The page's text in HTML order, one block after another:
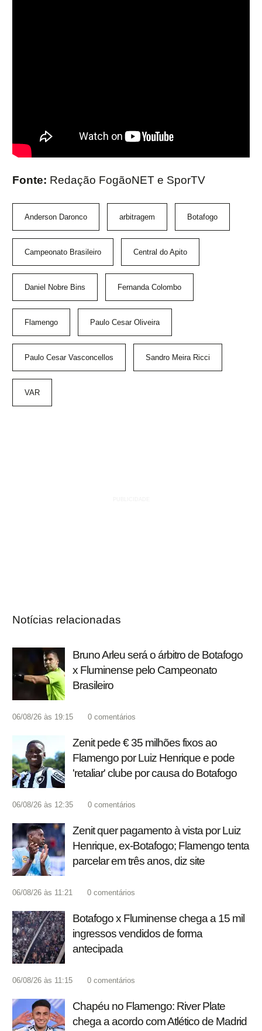
Fonte: Redação FogãoNET e SporTV
Anderson Daronco arbitragem Botafogo
Campeonato Brasileiro Central do Apito
Daniel Nobre Bins Fernanda Colombo
Flamengo Paulo Cesar Oliveira
Paulo Cesar Vasconcellos Sandro Meira Ricci
VAR
Notícias relacionadas
Bruno Arleu será o árbitro de Botafogo
x Fluminense pelo Campeonato
Brasileiro
06/08/26 às 19:15 0 comentários
Zenit pede € 35 milhões fixos ao
Flamengo por Luiz Henrique e pode
'retaliar' clube por causa do Botafogo
06/08/26 às 12:35 0 comentários
Zenit quer pagamento à vista por Luiz
Henrique, ex-Botafogo; Flamengo tenta
parcelar em três anos, diz site
06/08/26 às 11:21 0 comentários
Botafogo x Fluminense chega a 15 mil
ingressos vendidos de forma
antecipada
06/08/26 às 11:15 0 comentários
Chapéu no Flamengo: River Plate
chega a acordo com Atlético de Madrid